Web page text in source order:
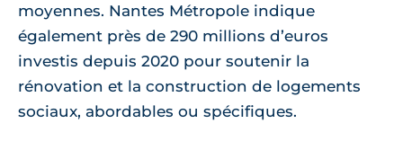
moyennes. Nantes Métropole indique
également près de 290 millions d’euros
investis depuis 2020 pour soutenir la
rénovation et la construction de logements
sociaux, abordables ou spécifiques.